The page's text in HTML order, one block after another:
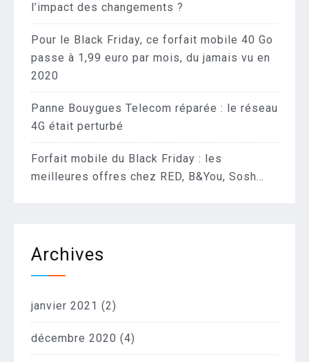
l’impact des changements ?
Pour le Black Friday, ce forfait mobile 40 Go
passe à 1,99 euro par mois, du jamais vu en
2020
Panne Bouygues Telecom réparée : le réseau
4G était perturbé
Forfait mobile du Black Friday : les
meilleures offres chez RED, B&You, Sosh…
Archives
janvier 2021 (2)
décembre 2020 (4)